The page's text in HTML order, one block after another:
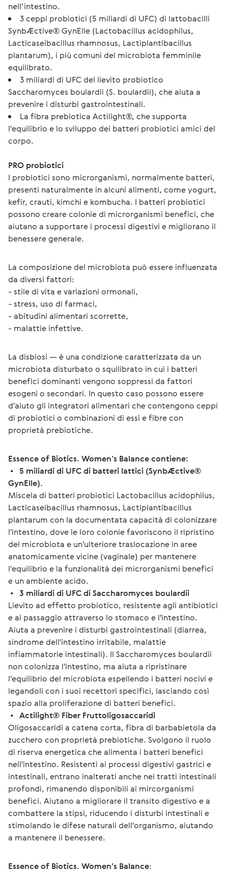
nell’intestino.
3 ceppi probiotici (5 miliardi di UFC) di lattobacilli
SynbÆctive® GynElle (Lactobacillus acidophilus,
Lacticaseibacillus rhamnosus, Lactiplantibacillus
plantarum), i più comuni del microbiota femminile
equilibrato.
3 miliardi di UFC del lievito probiotico
Saccharomyces boulardii (S. boulardii), che aiuta a
prevenire i disturbi gastrointestinali.
La fibra prebiotica Actilight®, che supporta
l'equilibrio e lo sviluppo dei batteri probiotici amici del
corpo.
PRO probiotici
I probiotici sono microrganismi, normalmente batteri,
presenti naturalmente in alcuni alimenti, come yogurt,
kefir, crauti, kimchi e kombucha. I batteri probiotici
possono creare colonie di microrganismi benefici, che
aiutano a supportare i processi digestivi e migliorano il
benessere generale.
La composizione del microbiota può essere influenzata
da diversi fattori:
- stile di vita e variazioni ormonali,
- stress, uso di farmaci,
- abitudini alimentari scorrette,
- malattie infettive.
La disbiosi — è una condizione caratterizzata da un
microbiota disturbato o squilibrato in cui i batteri
benefici dominanti vengono soppressi da fattori
esogeni o secondari. In questo caso possono essere
d'aiuto gli integratori alimentari che contengono ceppi
di probiotici o combinazioni di essi e fibre con
proprietà prebiotiche.
Essence of Biotics. Women’s Balance contiene:
• 5 miliardi di UFC di batteri lattici (SynbÆctive®
GynElle).
Miscela di batteri probiotici Lactobacillus acidophilus,
Lacticaseibacillus rhamnosus, Lactiplantibacillus
plantarum con la documentata capacità di colonizzare
l'intestino, dove le loro colonie favoriscono il ripristino
del microbiota e un'ulteriore traslocazione in aree
anatomicamente vicine (vaginale) per mantenere
l'equilibrio e la funzionalità dei microrganismi benefici
e un ambiente acido.
• 3 miliardi di UFC di Saccharomyces boulardii
Lievito ad effetto probiotico, resistente agli antibiotici
e al passaggio attraverso lo stomaco e l'intestino.
Aiuta a prevenire i disturbi gastrointestinali (diarrea,
sindrome dell'intestino irritabile, malattie
infiammatorie intestinali). Il Saccharomyces boulardii
non colonizza l'intestino, ma aiuta a ripristinare
l'equilibrio del microbiota espellendo i batteri nocivi e
legandoli con i suoi recettori specifici, lasciando così
spazio alla proliferazione di batteri benefici.
• Actilight® Fiber Fruttoligosaccaridi
Oligosaccaridi a catena corta, fibra di barbabietola da
zucchero con proprietà prebiotiche. Svolgono il ruolo
di riserva energetica che alimenta i batteri benefici
nell'intestino. Resistenti ai processi digestivi gastrici e
intestinali, entrano inalterati anche nei tratti intestinali
profondi, rimanendo disponibili ai mircorganismi
benefici. Aiutano a migliorare il transito digestivo e a
combattere la stipsi, riducendo i disturbi intestinali e
stimolando le difese naturali dell'organismo, aiutando
a mantenere il benessere.
Essence of Biotics. Women’s Balance: